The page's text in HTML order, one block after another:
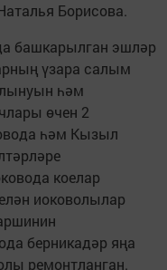
Борисова.
башкарылган эшләр
үзара салым
һәм
өчен 2
һәм Кызыл
коелар
иоковолылар
берникадәр яңа
ремонтланган.